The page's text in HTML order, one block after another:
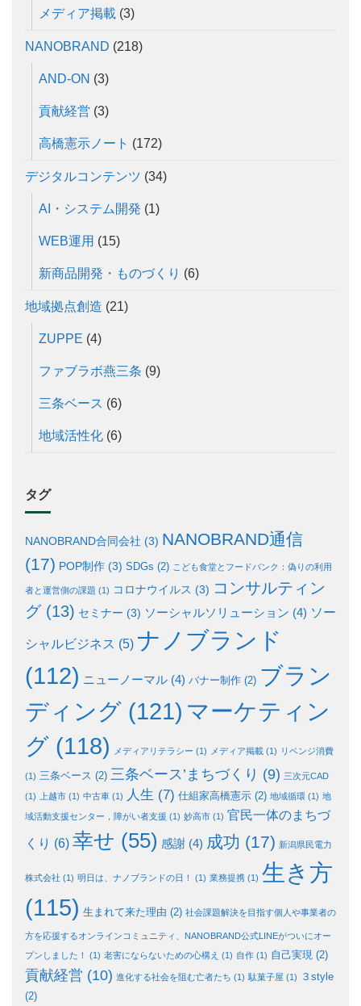
メディア掲載 (3)
NANOBRAND (218)
AND-ON (3)
貢献経営 (3)
高橋憲示ノート (172)
デジタルコンテンツ (34)
AI・システム開発 (1)
WEB運用 (15)
新商品開発・ものづくり (6)
地域拠点創造 (21)
ZUPPE (4)
ファブラボ燕三条 (9)
三条ベース (6)
地域活性化 (6)
タグ
NANOBRAND合同会社 (3) NANOBRAND通信
(17) POP制作 (3) SDGs (2) こども食堂とフードバンク：偽りの利用
者と運営側の課題 (1) コロナウイルス (3) コンサルティン
グ(13) セミナー (3) ソーシャルソリューション (4) ソー
シャルビジネス (5) ナノブランド
(112) ニューノーマル (4) バナー制作 (2) ブラン
ディング (121) マーケティン
グ (118) メディアリテラシー (1) メディア掲載 (1) リベンジ消費
(1) 三条ベース (2) 三条ベース’まちづくり (9) 三次元CAD
(1) 上越市 (1) 中古車 (1) 人生 (7) 仕組家高橋憲示 (2) 地域循環 (1) 地
域活動支援センター，障がい者支援 (1) 妙高市 (1) 官民一体のまちづ
くり (6) 幸せ (55) 感謝 (4) 成功 (17) 新潟県民電力
株式会社 (1) 明日は、ナノブランドの日！ (1) 業務提携 (1) 生き方
(115) 生まれて来た理由 (2) 社会課題解決を目指す個人や事業者の
方を応援するオンラインコミュニティ、NANOBRAND公式LINEがついにオー
プンしました！
(1) 老害にならないための心構え (1) 自作 (1) 自己実現 (2)
貢献経営 (10) 進化する社会を阻む亡者たち (1) 駄菓子屋 (1)
３style
(2)